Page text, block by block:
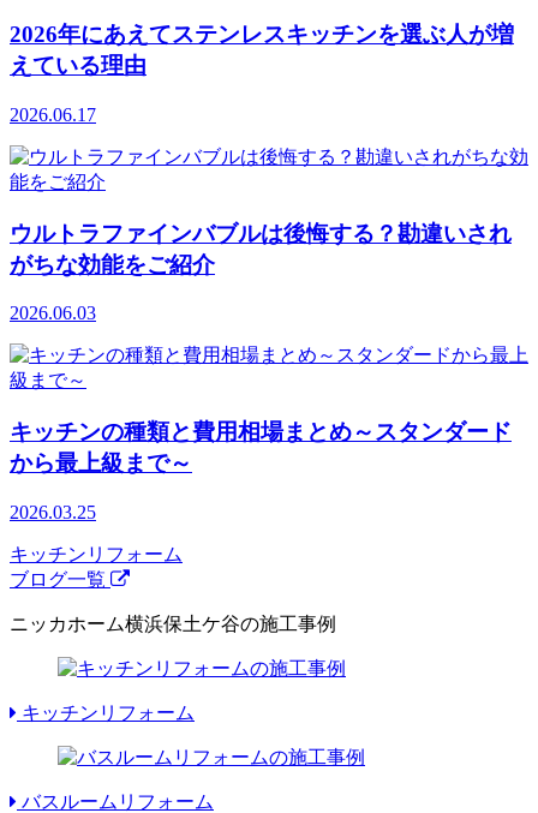
2026年にあえてステンレスキッチンを選ぶ人が増
えている理由
2026.06.17
ウルトラファインバブルは後悔する？勘違いされ
がちな効能をご紹介
2026.06.03
キッチンの種類と費用相場まとめ～スタンダード
から最上級まで～
2026.03.25
キッチンリフォーム
ブログ一覧
ニッカホーム横浜保土ケ谷の施工事例
キッチンリフォーム
バスルームリフォーム